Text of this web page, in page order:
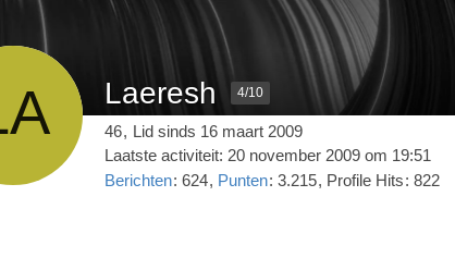
Laeresh 4/10
46
Lid sinds 16 maart 2009
Laatste activiteit: 20 november 2009 om 19:51
Berichten 624 Punten 3.215 Profile Hits 822